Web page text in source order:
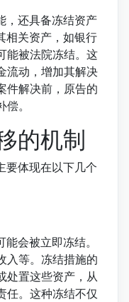
，还具备冻结资产
相关资产，如银行
能被法院冻结。这
流动，增加其解决
件解决前，原告的
。
的机制
要体现在以下几个
会被立即冻结。
入等。冻结措施的
处置这些资产，从
任。这种冻结不仅